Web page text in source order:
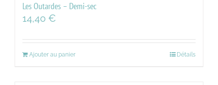
Les Outardes – Demi-sec
14,40 €
Ajouter au panier Détails